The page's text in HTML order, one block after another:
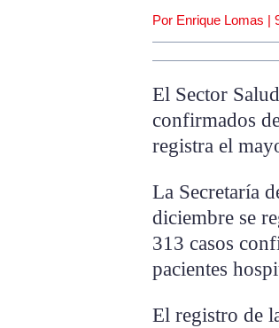
Por Enrique Lomas |
El Sector
confirmados
registra el
La Secretaría
diciembre se
313 casos
pacientes
El registro de